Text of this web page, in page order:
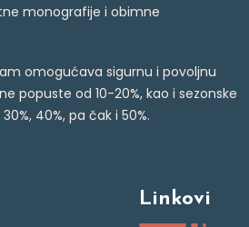
monografije i obimne
omogućava sigurnu i povoljnu
popuste od 10-20%, kao i sezonske
40%, pa čak i 50%.
Linkovi